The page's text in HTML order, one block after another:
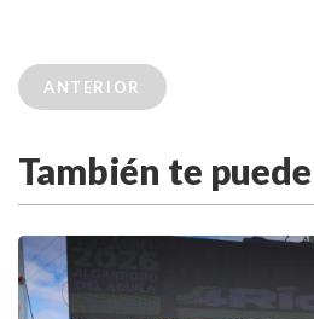
ANTERIOR
También te